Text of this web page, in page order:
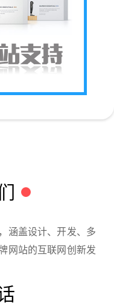
涵盖设计、开发、多
网站的互联网创新发